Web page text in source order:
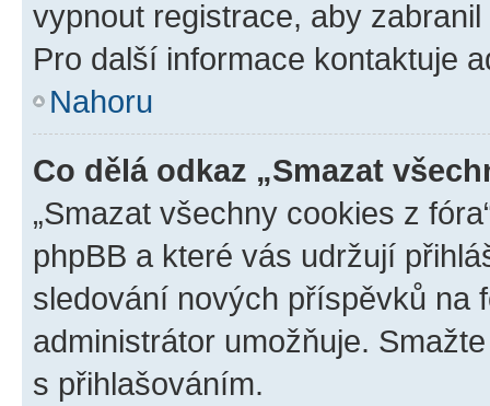
vypnout registrace, aby
Pro další informace kontaktuje
Nahoru
Co dělá odkaz „Smazat
„Smazat všechny cookies z
phpBB a které vás udržují
sledování nových příspěvků na
administrátor umožňuje.
s přihlašováním.